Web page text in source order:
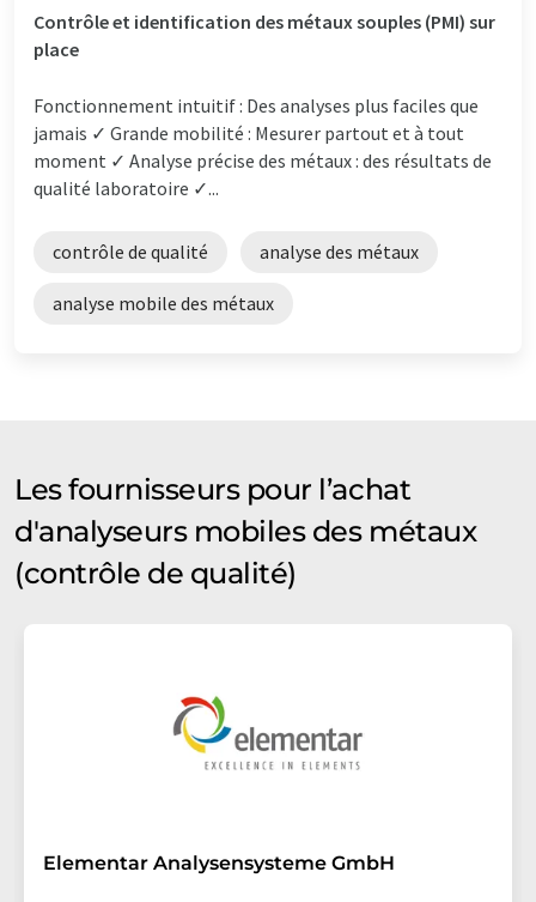
Contrôle et identification des métaux souples (PMI) sur
place
Fonctionnement intuitif : Des analyses plus faciles que
jamais ✓ Grande mobilité : Mesurer partout et à tout
moment ✓ Analyse précise des métaux : des résultats de
qualité laboratoire ✓...
contrôle de qualité analyse des métaux
analyse mobile des métaux
Les fournisseurs pour l’achat
d'analyseurs mobiles des métaux
(contrôle de qualité)
Elementar Analysensysteme GmbH